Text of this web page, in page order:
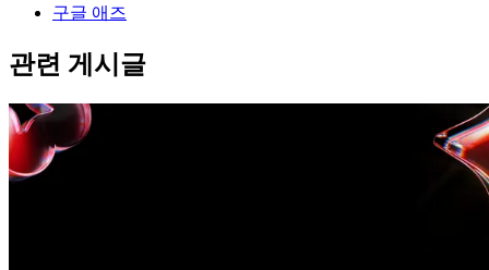
구글 애즈
관련 게시글